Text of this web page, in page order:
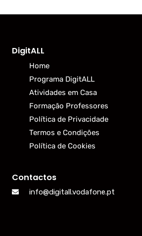
DigitALL
Home
Programa DigitALL
Atividades em Casa
Formação Professores
Política de Privacidade
Termos e Condições
Política de Cookies
Contactos
info@digitall.vodafone.pt